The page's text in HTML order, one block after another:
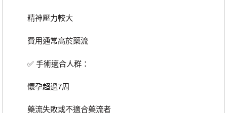
精神壓力較大
費用通常高於藥流
✅ 手術適合人群：
懷孕超過7周
藥流失敗或不適合藥流者